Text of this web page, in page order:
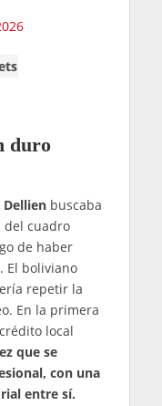
duro
buscaba
del cuadro
de haber
. El boliviano
repetir la
En la primera
local
que se
con una
entre sí.